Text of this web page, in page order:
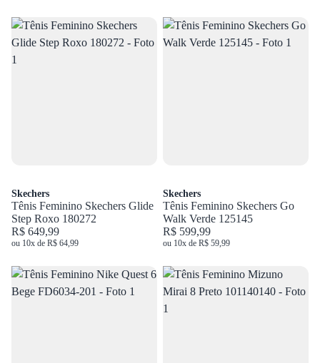
Skechers
Tênis Feminino Skechers Glide
Step Roxo 180272
R$ 649,99
ou 10x de R$ 64,99
Skechers
Tênis Feminino Skechers Go
Walk Verde 125145
R$ 599,99
ou 10x de R$ 59,99